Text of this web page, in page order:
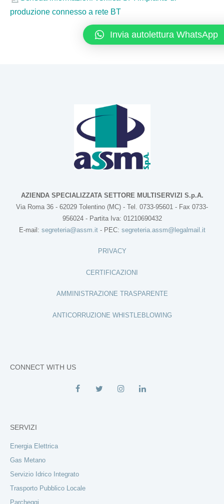
produzione connesso a rete BT
AZIENDA SPECIALIZZATA SETTORE MULTISERVIZI S.p.A.
Via Roma 36 - 62029 Tolentino (MC) - Tel. 0733-95601 - Fax 0733-
956024 - Partita Iva: 01210690432
E-mail: segreteria@assm.it- PEC: segreteria.assm@legalmail.it
PRIVACY
CERTIFICAZIONI
AMMINISTRAZIONE TRASPARENTE
ANTICORRUZIONE WHISTLEBLOWING
CONNECT WITH US
SERVIZI
Energia Elettrica
Gas Metano
Servizio Idrico Integrato
Trasporto Pubblico Locale
Parcheggi
Invia autolettura WhatsApp